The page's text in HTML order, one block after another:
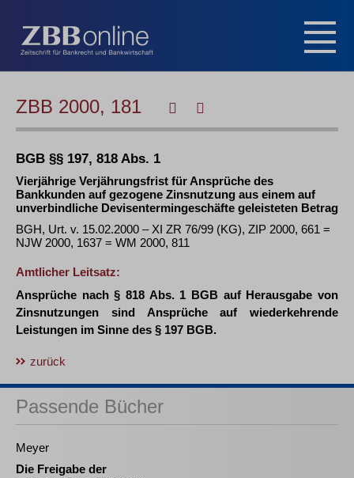
ZBB 2000, 181
BGB §§ 197, 818 Abs. 1
Vierjährige Verjährungsfrist für Ansprüche des
Bankkunden auf gezogene Zinsnutzung aus einem auf
unverbindliche Devisentermingeschäfte geleisteten Betrag
BGH, Urt. v. 15.02.2000 – XI ZR 76/99 (KG), ZIP 2000, 661 =
NJW 2000, 1637 = WM 2000, 811
Amtlicher Leitsatz:
Ansprüche nach § 818 Abs. 1 BGB auf Herausgabe von
Zinsnutzungen sind Ansprüche auf wiederkehrende
Leistungen im Sinne des § 197 BGB.
zurück
Passende Bücher
Meyer
Die Freigabe der